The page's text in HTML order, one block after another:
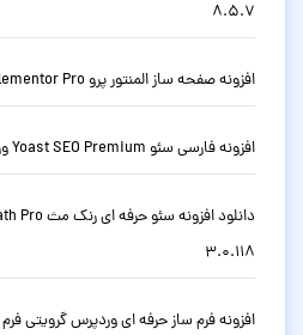
8.5.7
افزونه صفحه ساز المنتور پرو Elementor Pro وردپرس نسخه 4.2.1
افزونه فارسی سئو Yoast SEO Premium وردپرس نسخه حرفه ای 28.1
3.0.118
افزونه فرم ساز حرفه ای وردپرس گرویتی فرم Gravity Forms نسخه 3.0.0